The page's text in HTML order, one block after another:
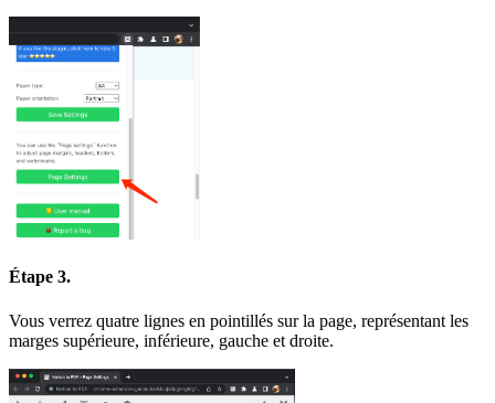
Étape 3.
Vous verrez quatre lignes en pointillés sur la page, représentant les
marges supérieure, inférieure, gauche et droite.